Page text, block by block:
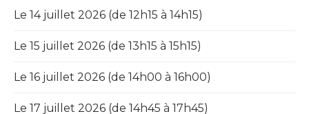
Le 14 juillet 2026 (de 12h15 à 14h15)
Le 15 juillet 2026 (de 13h15 à 15h15)
Le 16 juillet 2026 (de 14h00 à 16h00)
Le 17 juillet 2026 (de 14h45 à 17h45)